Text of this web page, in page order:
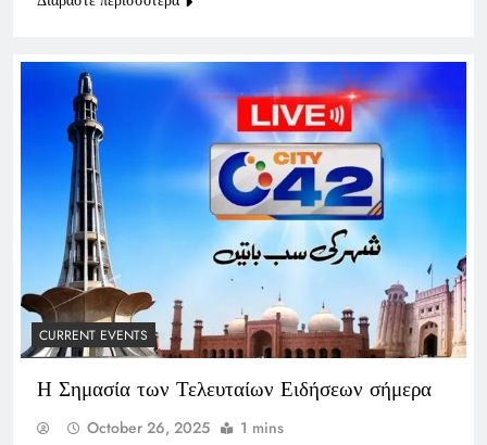
CURRENT EVENTS
Η Σημασία των Τελευταίων Ειδήσεων σήμερα
October 26, 2025 1 mins